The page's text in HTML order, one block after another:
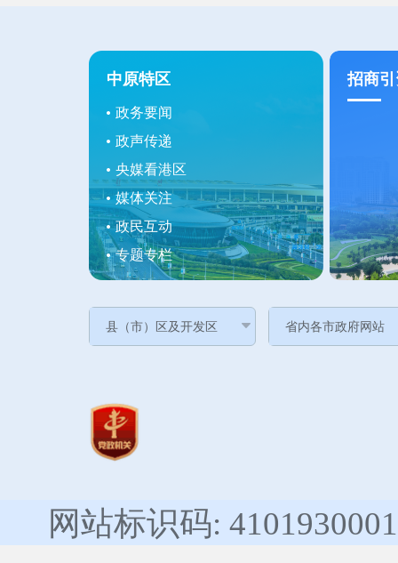
中原特区
政务要闻
政声传递
央媒看港区
媒体关注
政民互动
专题专栏
招商
网站标识码: 4101930001